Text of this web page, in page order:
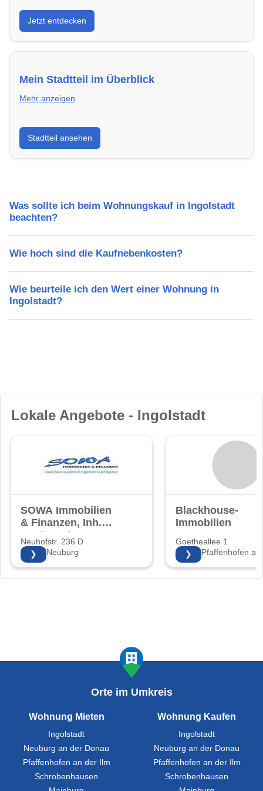
Entdecke Neubauprojekte in Ingolstadt – modern,
energieeffizient und sofort bezugsfertig.
Jetzt entdecken
Mein Stadtteil im Überblick
Mehr anzeigen
Erfahre mehr über deinen Stadtteil in Ingolstadt:
Lebensqualität, Verkehrsanbindung, Schulen,
Freizeitmöglichkeiten und Mietpreise.
Stadtteil ansehen
Was sollte ich beim Wohnungskauf in Ingolstadt
beachten?
Wie hoch sind die Kaufnebenkosten?
Wie beurteile ich den Wert einer Wohnung in
Ingolstadt?
Lokale Angebote - Ingolstadt
SOWA Immobilien
& Finanzen, Inh.
Sonja Walter
Neuhofstr. 236 D
86633 Neuburg
❯
Blackhouse-
Immobilien
Goetheallee 1
85276 Pfaffenhofen an
❯
Orte im Umkreis
Wohnung Mieten
Ingolstadt
Neuburg an der Donau
Pfaffenhofen an der Ilm
Schrobenhausen
Wohnung Kaufen
Ingolstadt
Neuburg an der Donau
Pfaffenhofen an der Ilm
Schrobenhausen